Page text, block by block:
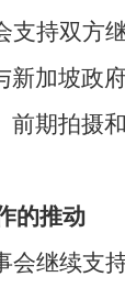
支持双方
新加坡政
前期拍摄
的推动
会继续支